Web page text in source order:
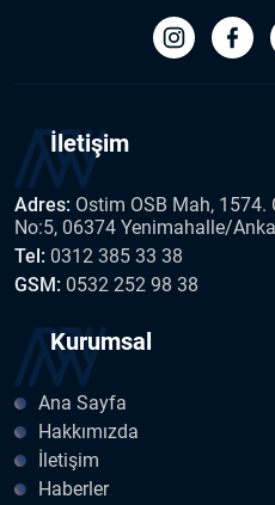
İletişim
Adres: Ostim OSB Mah, 1574.
No:5, 06374 Yenimahalle/
Tel: 0312 385 33 38
GSM: 0532 252 98 38
Kurumsal
Ana Sayfa
Hakkımızda
İletişim
Haberler